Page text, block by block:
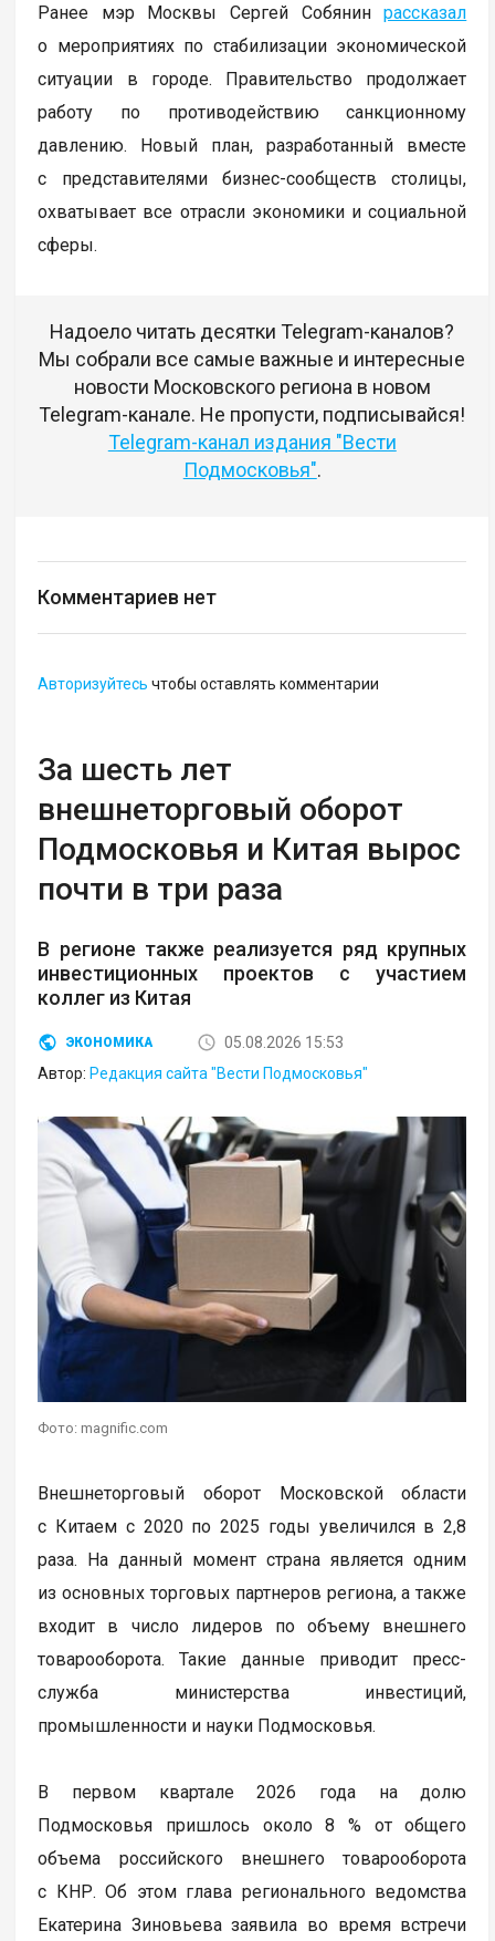
Ранее мэр Москвы Сергей Собянинрассказал
о мероприятиях по стабилизации экономической
ситуации в городе. Правительство продолжает
работу по противодействию санкционному
давлению. Новый план, разработанный вместе
с представителями бизнес-сообществ столицы,
охватывает все отрасли экономики и социальной
сферы.
Надоело читать десятки Telegram-каналов?
Мы собрали все самые важные и интересные
новости Московского региона в новом
Telegram-канале. Не пропусти, подписывайся!
Telegram-канал издания "Вести
Подмосковья".
Комментариев нет
Авторизуйтесь чтобы оставлять комментарии
За шесть лет
внешнеторговый оборот
Подмосковья и Китая вырос
почти в три раза
В регионе также реализуется ряд крупных
инвестиционных проектов с участием
коллег из Китая
ЭКОНОМИКА
05.08.2026 15:53
Автор: Редакция сайта "Вести Подмосковья"
Фото: magnific.com
Внешнеторговый оборот Московской области
с Китаем с 2020 по 2025 годы увеличился в 2,8
раза. На данный момент страна является одним
из основных торговых партнеров региона, а также
входит в число лидеров по объему внешнего
товарооборота. Такие данные приводит пресс-
служба министерства инвестиций,
промышленности и науки Подмосковья.
В первом квартале 2026 года на долю
Подмосковья пришлось около 8 % от общего
объема российского внешнего товарооборота
с КНР. Об этом глава регионального ведомства
Екатерина Зиновьева заявила во время встречи